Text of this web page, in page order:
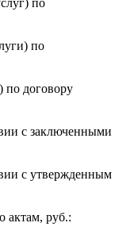
по
по
по договору
с заключенными
с утвержденным
актам, руб.: